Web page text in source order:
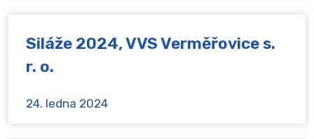
Siláže 2024, VVS Verměřovice s.
r. o.
24. ledna 2024